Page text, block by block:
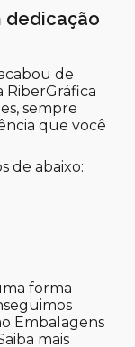
dedicação
de
RiberGráfica
sempre
que você
de abaixo:
forma
Embalagens
mais